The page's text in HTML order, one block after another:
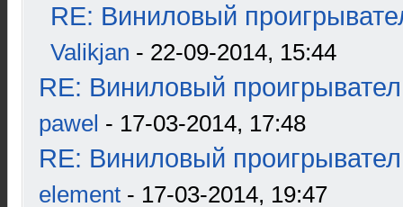
RE: Виниловый
Valikjan - 22-09-2014, 15:44
RE: Виниловый
pawel - 17-03-2014, 17:48
RE: Виниловый
element - 17-03-2014, 19:47